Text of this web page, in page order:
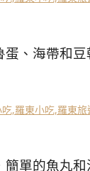
、海帶和
單的魚丸